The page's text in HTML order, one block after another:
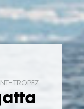
TROPEZ